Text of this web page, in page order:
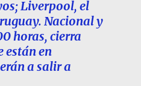
Liverpool, el
Nacional y
horas, cierra
están en
a salir a